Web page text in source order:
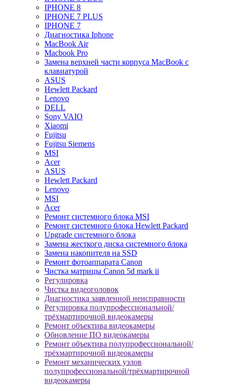
IPHONE 8
IPHONE 7 PLUS
IPHONE 7
Диагностика Iphone
MacBook Air
Macbook Pro
Замена верхней части корпуса MacBook с
клавиатурой
ASUS
Hewlett Packard
Lenovo
DELL
Sony VAIO
Xiaomi
Fujitsu
Fujitsu Siemens
MSI
Acer
ASUS
Hewlett Packard
Lenovo
MSI
Acer
Ремонт системного блока MSI
Ремонт системного блока Hewlett Packard
Upgrade системного блока
Замена жесткого диска системного блока
Замена накопителя на SSD
Ремонт фотоаппарата Canon
Чистка матрицы Canon 5d mark ii
Регулировка
Чистка видеоголовок
Диагностика заявленной неисправности
Регулировка полупрофессиональной/
трёхмартирочной видеокамеры
Ремонт объектива видеокамеры
Обновление ПО видеокамеры
Ремонт объектива полупрофессиональной/
трёхмартирочной видеокамеры
Ремонт механических узлов
полупрофессиональной/трёхмартирочной
видеокамеры